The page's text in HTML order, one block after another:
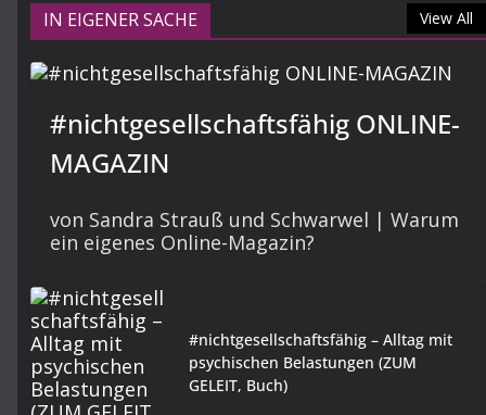
IN EIGENER SACHE View All
#nichtgesellschaftsfähig ONLINE-
MAGAZIN
von Sandra Strauß und Schwarwel | Warum
ein eigenes Online-Magazin?
#nichtgesellschaftsfähig – Alltag mit
psychischen Belastungen (ZUM
GELEIT, Buch)